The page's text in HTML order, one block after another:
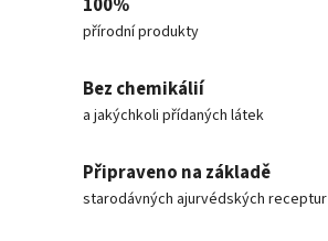
100%
přírodní produkty
Bez chemikálií
a jakýchkoli přídaných látek
Připraveno na základě
starodávných ajurvédských receptur